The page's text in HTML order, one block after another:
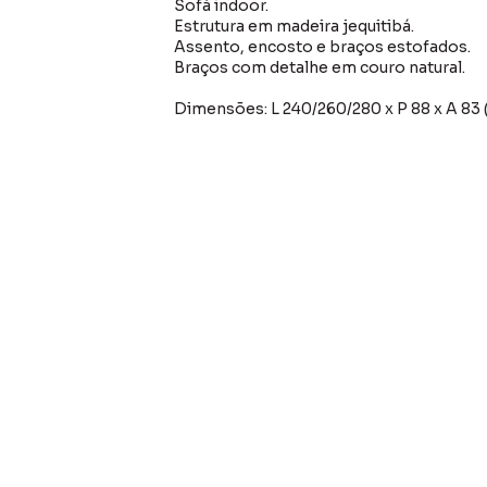
Sofá indoor.
Estrutura em madeira jequitibá.
Assento, encosto e braços estofados.
Braços com detalhe em couro natural.
Dimensões: L 240/260/280 x P 88 x A 83